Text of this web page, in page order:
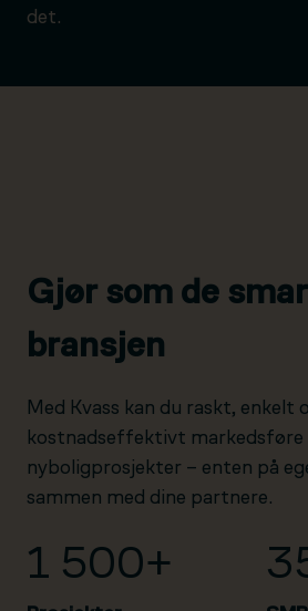
det.
Gjør som de
bransjen
Med Kvass kan du raskt, enkelt
kostnadseffektivt markedsføre
nyboligprosjekter – enten på
sammen med dine partnere.
1 500+